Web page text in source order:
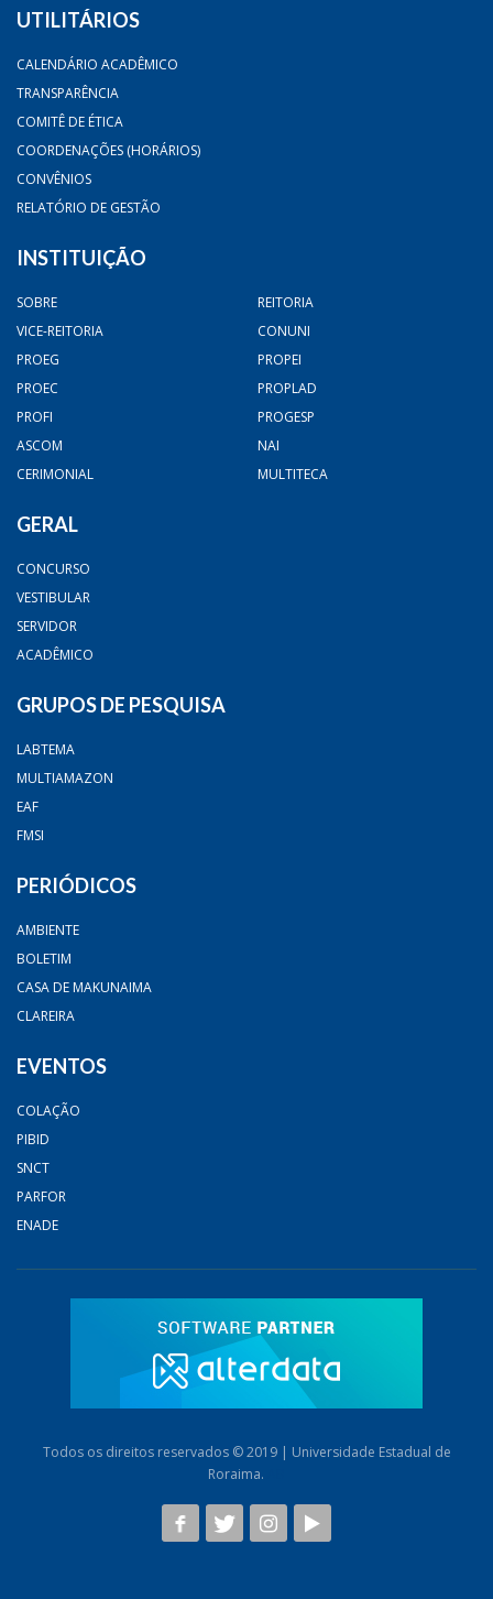
UTILITÁRIOS
CALENDÁRIO ACADÊMICO
TRANSPARÊNCIA
COMITÊ DE ÉTICA
COORDENAÇÕES (HORÁRIOS)
CONVÊNIOS
RELATÓRIO DE GESTÃO
INSTITUIÇÃO
SOBRE
REITORIA
VICE-REITORIA
CONUNI
PROEG
PROPEI
PROEC
PROPLAD
PROFI
PROGESP
ASCOM
NAI
CERIMONIAL
MULTITECA
GERAL
CONCURSO
VESTIBULAR
SERVIDOR
ACADÊMICO
GRUPOS DE PESQUISA
LABTEMA
MULTIAMAZON
EAF
FMSI
PERIÓDICOS
AMBIENTE
BOLETIM
CASA DE MAKUNAIMA
CLAREIRA
EVENTOS
COLAÇÃO
PIBID
SNCT
PARFOR
ENADE
Todos os direitos reservados © 2019 | Universidade Estadual de
Roraima.